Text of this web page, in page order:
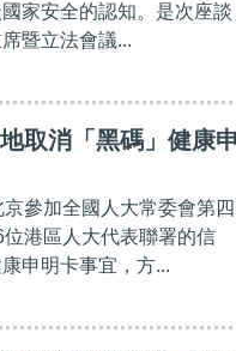
家安全的認知。是次座談
暨立法會議...
取消「黑碼」健康
參加全國人大常委會第四
港區人大代表聯署的信
申明卡事宜，方...